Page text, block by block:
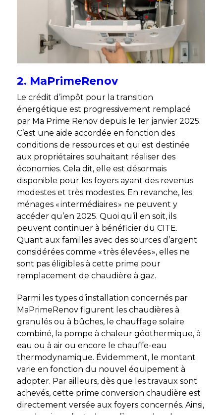
2. MaPrimeRenov
Le crédit d’impôt pour la transition
énergétique est progressivement remplacé
par Ma Prime Renov depuis le 1erjanvier 2025.
C’est une aide accordée en fonction des
conditions de ressources et qui est destinée
aux propriétaires souhaitant réaliser des
économies. Cela dit, elle est désormais
disponible pour les foyers ayant des revenus
modestes et très modestes. En revanche, les
ménages « intermédiaires » ne peuvent y
accéder qu’en 2025. Quoi qu’il en soit, ils
peuvent continuer à bénéficier du CITE.
Quant aux familles avec des sources d’argent
considérées comme « très élevées », elles ne
sont pas éligibles à cette prime pour
remplacement de chaudière à gaz.
Parmi les types d’installation concernés par
MaPrimeRenov figurent les chaudières à
granulés ou à bûches, le chauffage solaire
combiné, la pompe à chaleur géothermique, à
eau ou à air ou encore le chauffe-eau
thermodynamique. Évidemment, le montant
varie en fonction du nouvel équipement à
adopter. Par ailleurs, dès que les travaux sont
achevés, cette prime conversion chaudière est
directement versée aux foyers concernés. Ainsi,